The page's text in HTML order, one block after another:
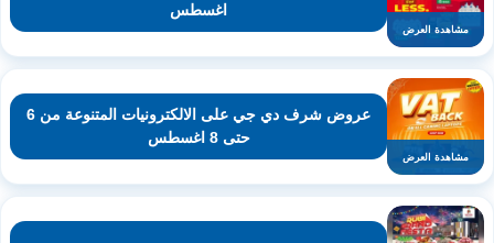
مشاهدة العرض
اغسطس
مشاهدة العرض
عروض شرف دي جي على الالكترونيات المتنوعة من 6
حتى 8 اغسطس